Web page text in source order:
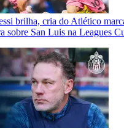
brilha, cria do Atlético
sobre San Luis na Leagues